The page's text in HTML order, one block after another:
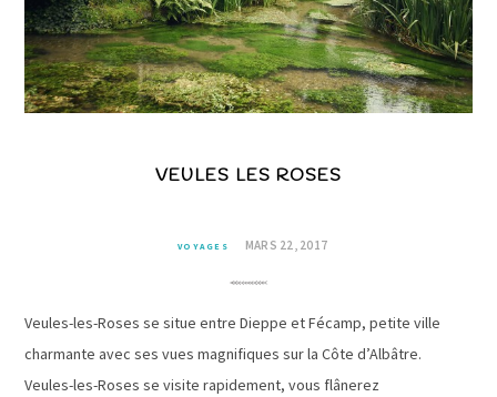
VEULES LES ROSES
VOYAGES MARS 22, 2017
Veules-les-Roses se situe entre Dieppe et Fécamp, petite ville
charmante avec ses vues magnifiques sur la Côte d’Albâtre.
Veules-les-Roses se visite rapidement, vous flânerez